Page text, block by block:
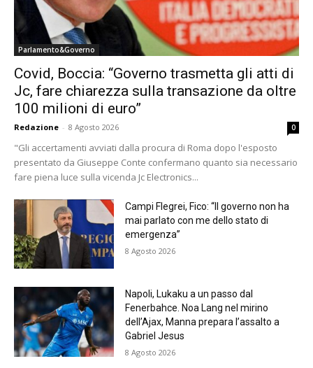
Parlamento&Governo
Covid, Boccia: “Governo trasmetta gli atti di
Jc, fare chiarezza sulla transazione da oltre
100 milioni di euro”
Redazione - 8 Agosto 2026 0
"Gli accertamenti avviati dalla procura di Roma dopo l'esposto
presentato da Giuseppe Conte confermano quanto sia necessario
fare piena luce sulla vicenda Jc Electronics...
Campi Flegrei, Fico: “Il governo non ha
mai parlato con me dello stato di
emergenza”
8 Agosto 2026
Napoli, Lukaku a un passo dal
Fenerbahce. Noa Lang nel mirino
dell’Ajax, Manna prepara l’assalto a
Gabriel Jesus
8 Agosto 2026